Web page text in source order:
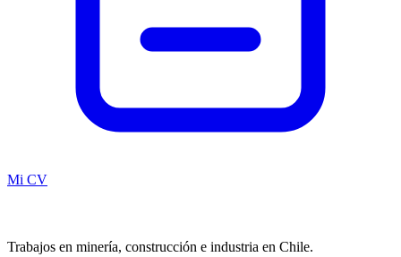
Mi CV
Trabajos en minería, construcción e industria en Chile.